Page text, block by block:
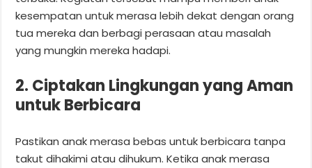
kesempatan untuk merasa lebih dekat dengan orang
tua mereka dan berbagi perasaan atau masalah
yang mungkin mereka hadapi.
2. Ciptakan Lingkungan yang Aman
untuk Berbicara
Pastikan anak merasa bebas untuk berbicara tanpa
takut dihakimi atau dihukum. Ketika anak merasa